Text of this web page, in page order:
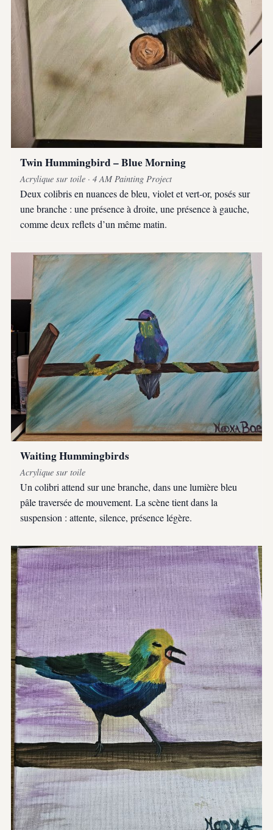
Twin Hummingbird – Blue Morning
Acrylique sur toile · 4 AM Painting Project
Deux colibris en nuances de bleu, violet et vert-or, posés sur
une branche : une présence à droite, une présence à gauche,
comme deux reflets d’un même matin.
Waiting Hummingbirds
Acrylique sur toile
Un colibri attend sur une branche, dans une lumière bleu
pâle traversée de mouvement. La scène tient dans la
suspension : attente, silence, présence légère.